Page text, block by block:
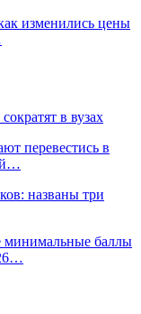
изменились цены
в вузах
перевестись в
названы три
баллы